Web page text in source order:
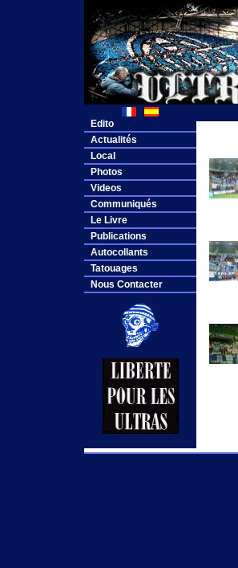
Edito
Actualités
Local
Photos
Videos
Communiqués
Le Livre
Publications
Autocollants
Tatouages
Nous Contacter